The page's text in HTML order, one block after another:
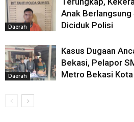
Daerah
Anak
Diciduk Polisi
Daerah
Kasus Dugaan
Bekasi, Pelapor
Metro Bekasi Kota